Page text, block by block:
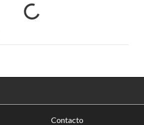
Cargando…
Contacto